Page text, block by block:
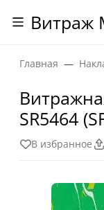
Витраж
Главная
SR5464
В избранное